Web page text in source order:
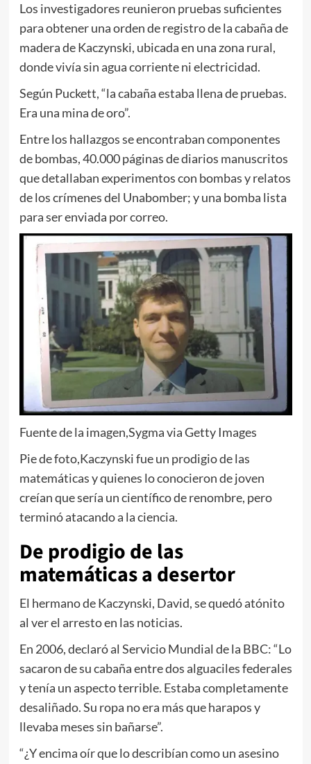
Los investigadores reunieron pruebas suficientes
para obtener una orden de registro de la cabaña de
madera de Kaczynski, ubicada en una zona rural,
donde vivía sin agua corriente ni electricidad.
Según Puckett, “la cabaña estaba llena de pruebas.
Era una mina de oro”.
Entre los hallazgos se encontraban componentes
de bombas, 40.000 páginas de diarios manuscritos
que detallaban experimentos con bombas y relatos
de los crímenes del Unabomber; y una bomba lista
para ser enviada por correo.
Fuente de la imagen,Sygma via Getty Images
Pie de foto,Kaczynski fue un prodigio de las
matemáticas y quienes lo conocieron de joven
creían que sería un científico de renombre, pero
terminó atacando a la ciencia.
De prodigio de las
matemáticas a desertor
El hermano de Kaczynski, David, se quedó atónito
al ver el arresto en las noticias.
En 2006, declaró al Servicio Mundial de la BBC: “Lo
sacaron de su cabaña entre dos alguaciles federales
y tenía un aspecto terrible. Estaba completamente
desaliñado. Su ropa no era más que harapos y
llevaba meses sin bañarse”.
“¿Y encima oír que lo describían como un asesino